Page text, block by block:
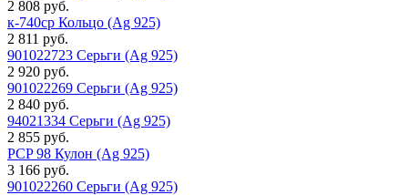
2 808 руб.
к-740ср Кольцо (Ag 925)
2 811 руб.
901022723 Серьги (Ag 925)
2 920 руб.
901022269 Серьги (Ag 925)
2 840 руб.
94021334 Серьги (Ag 925)
2 855 руб.
PCP 98 Кулон (Ag 925)
3 166 руб.
901022260 Серьги (Ag 925)